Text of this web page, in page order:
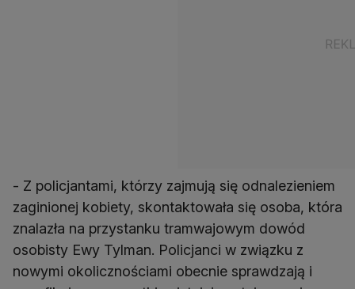
- Z policjantami, którzy zajmują się odnalezieniem
zaginionej kobiety, skontaktowała się osoba, która
znalazła na przystanku tramwajowym dowód
osobisty Ewy Tylman. Policjanci w związku z
nowymi okolicznościami obecnie sprawdzają i